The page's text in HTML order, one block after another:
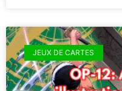
JEUX DE CARTES